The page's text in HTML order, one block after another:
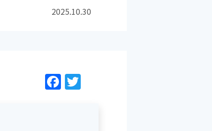
2025.10.30
F
a